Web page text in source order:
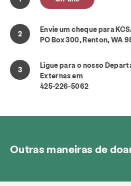
Envie um cheque para
PO Box 300, Renton, WA
Ligue para o nosso
Externas em
425-226-5062
Outras maneiras de